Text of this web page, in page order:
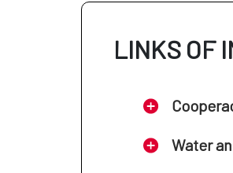
LINKS OF
Water